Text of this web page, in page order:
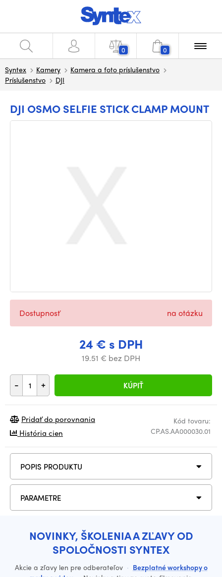
0 0
Syntex Kamery
Kamera a foto príslušenstvo
Príslušenstvo
DJI
DJI OSMO SELFIE STICK CLAMP MOUNT
24 € s DPH
19.51 € bez DPH
- + KÚPIŤ
Dostupnosť na otázku
Kód tovaru:
CP.AS.AA000030.01
Pridať do porovnania
História cien
POPIS PRODUKTU
PARAMETRE
NOVINKY, ŠKOLENIA A ZĽAVY OD
SPOLOČNOSTI SYNTEX
Akcie a zľavy len pre odberateľov · Bezplatné workshopy o